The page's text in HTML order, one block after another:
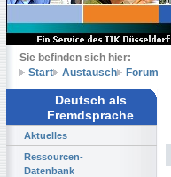
Sie befinden sich hier:
Start
Austausch Forum
Deutsch als
Fremdsprache
Aktuelles
Ressourcen-
Datenbank